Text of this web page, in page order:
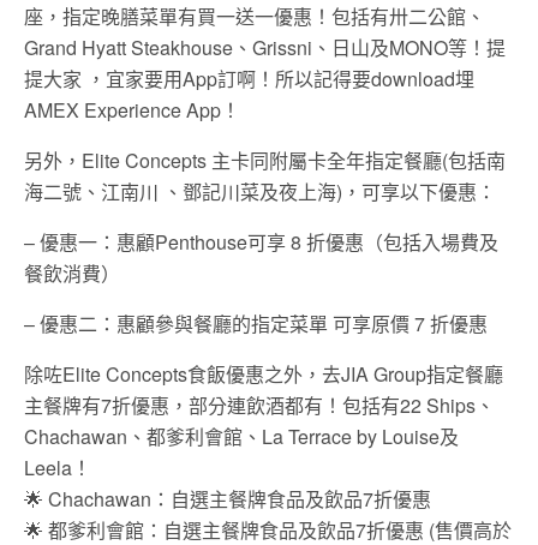
座，指定晚膳菜單有買一送一優惠！包括有卅二公館、
Grand Hyatt Steakhouse、Grissni、日山及MONO等！提
提大家 ，宜家要用App訂啊！所以記得要download埋
AMEX Experience App！
另外，Elite Concepts 主卡同附屬卡全年指定餐廳(包括南
海二號、江南川 、鄧記川菜及夜上海)，可享以下優惠：
– 優惠一：惠顧Penthouse可享 8 折優惠（包括入場費及
餐飲消費）
– 優惠二：惠顧參與餐廳的指定菜單 可享原價 7 折優惠
除咗Elite Concepts食飯優惠之外，去JIA Group指定餐廳
主餐牌有7折優惠，部分連飲酒都有！包括有22 Ships、
Chachawan、都爹利會館、La Terrace by Louise及
Leela！
🌟 Chachawan：自選主餐牌食品及飲品7折優惠
🌟 都爹利會館：自選主餐牌食品及飲品7折優惠 (售價高於